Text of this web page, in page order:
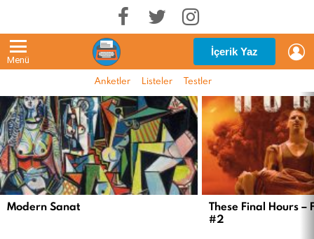
Menü
İçerik Yaz
Anketler Listeler Testler
EN
YENI
İÇERIKLER
Modern Sanat
These Final Hours –
#2